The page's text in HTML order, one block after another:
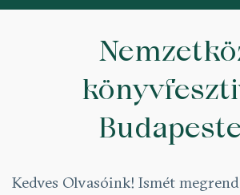
Kedves Olvasóink! Ismét